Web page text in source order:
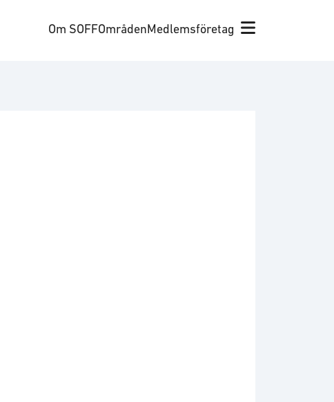
Om SOFFOmrådenMedlemsföretag